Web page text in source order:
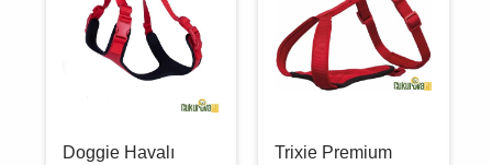
Doggie Havalı
Trixie Premium